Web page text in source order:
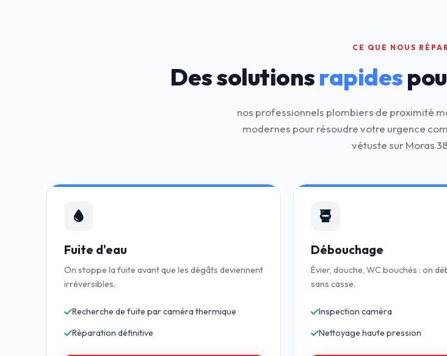
CE QUE NOUS
Des solutionsrapides
nos professionnels plombiers de proximité
modernes pour résoudre votre urgence
vétuste sur Moras
Fuite d'eau
On stoppe la fuite avant que les dégâts deviennent
irréversibles.
Recherche de fuite par caméra thermique
Réparation définitive
Débouchage
Évier, douche, WC bouchés : on
sans casse.
Inspection caméra
Nettoyage haute pression